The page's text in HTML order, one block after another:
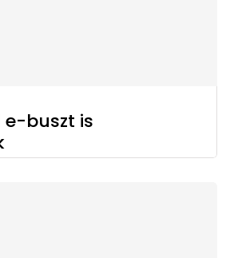
e-buszt is